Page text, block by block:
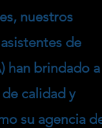
nuestros
de
han brindado
calidad y
su agencia